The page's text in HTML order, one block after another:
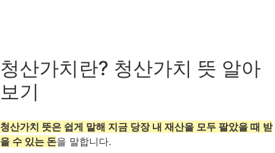
청산가치란? 청산가치 뜻 알아
보기
청산가치 뜻은 쉽게 말해 지금 당장 내 재산을 모두 팔았을 때 받
을 수 있는 돈을 말합니다.